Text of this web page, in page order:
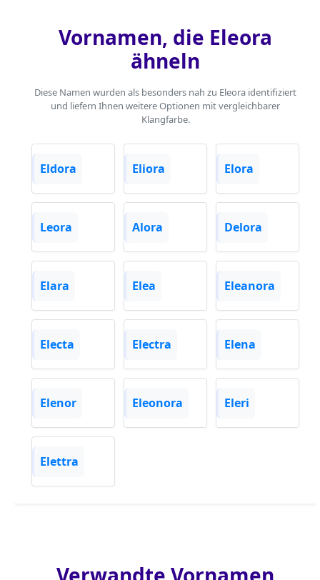
Vornamen, die Eleora
ähneln
Diese Namen wurden als besonders nah zu Eleora identifiziert
und liefern Ihnen weitere Optionen mit vergleichbarer
Klangfarbe.
Eldora Eliora Elora
Leora Alora Delora
Elara Elea Eleanora
Electa Electra Elena
Elenor Eleonora Eleri
Elettra